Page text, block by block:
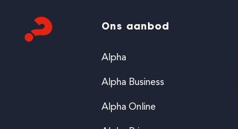
Ons aanbod
Alpha
Alpha Business
Alpha Online